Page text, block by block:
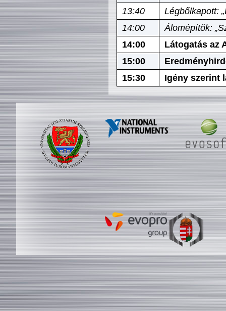
13:40
Légbőlkapott:
14:00
Álomépítők:
14:00
Látogatás az
15:00
15:30
Igény szerint